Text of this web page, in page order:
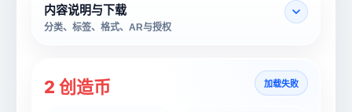
内容说明与下载
分类、标签、格式、AR与授权
2 创造币 加载失败